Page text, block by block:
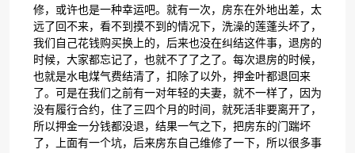
修，或许也是一种幸运吧。就有一次，房东在外地出差，太
远了回不来，看不到摸不到的情况下，洗澡的莲蓬头坏了，
我们自己花钱购买换上的，后来也没在纠结这件事，退房的
时候，大家都忘记了，也就不了了之了。每次退房的时候，
也就是水电煤气费结清了，扣除了以外，押金叶都退回来
了。可是在我们之前有一对年轻的夫妻，就不一样了，因为
没有履行合约，住了三四个月的时间，就死活非要离开了，
所以押金一分钱都没退，结果一气之下，把房东的门踹坏
了，上面有一个坑，后来房东自己维修了一下，所以很多事